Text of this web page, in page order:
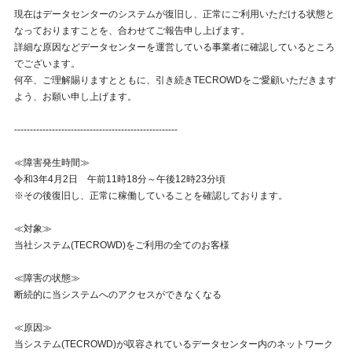
現在はデータセンターのシステムが復旧し、正常にご利用いただける状態と
なっておりますことを、合わせてご報告申し上げます。
詳細な原因などデータセンターを運営している事業者に確認しているところ
でございます。
何卒、ご理解賜りますとともに、引き続きTECROWDをご愛顧いただきます
よう、お願い申し上げます。
----------------------------------------------------
≪障害発生時間≫
令和3年4月2日 午前11時18分～午後12時23分頃
※その後復旧し、正常に稼働していることを確認しております。
≪対象≫
当社システム(TECROWD)をご利用の全てのお客様
≪障害の状態≫
断続的に当システムへのアクセスができなくなる
≪原因≫
当システム(TECROWD)が収容されているデータセンター内のネットワーク